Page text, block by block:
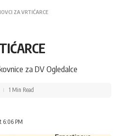
ZA VRTIĆARCE
za DV Ogledalce
6:06 PM
1 Min Read